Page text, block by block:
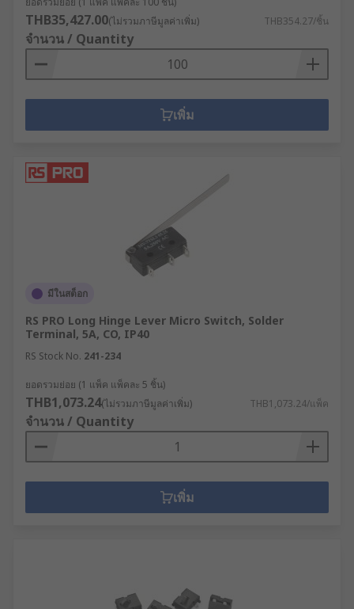
THB35,427.00(ไม่รวมภาษีมูลค่าเพิ่ม) THB354.27/ชิ้น
จำนวน / Quantity
เพิ่ม
มีในสต็อก
RS PRO Long Hinge Lever Micro Switch, Solder
Terminal, 5A, CO, IP40
RS Stock No. 241-234
ยอดรวมย่อย (1 แพ็ค แพ็คละ 5 ชิ้น)
THB1,073.24(ไม่รวมภาษีมูลค่าเพิ่ม) THB1,073.24/แพ็ค
จำนวน / Quantity
เพิ่ม